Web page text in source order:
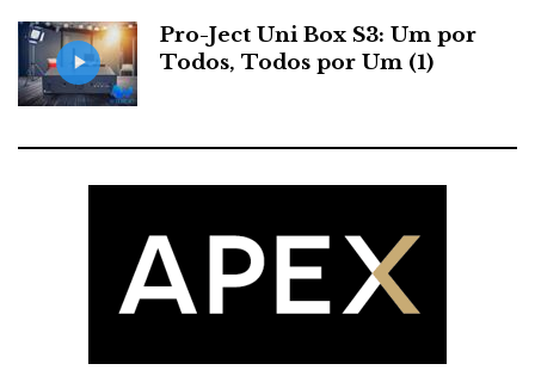
elegante. O miolo é basicamente o mesmo com
algumas melhorias ao nível do isolamento RF, que já
era muito bom.
Pro-Ject Uni Box S3: Um por
Todos, Todos por Um (1)